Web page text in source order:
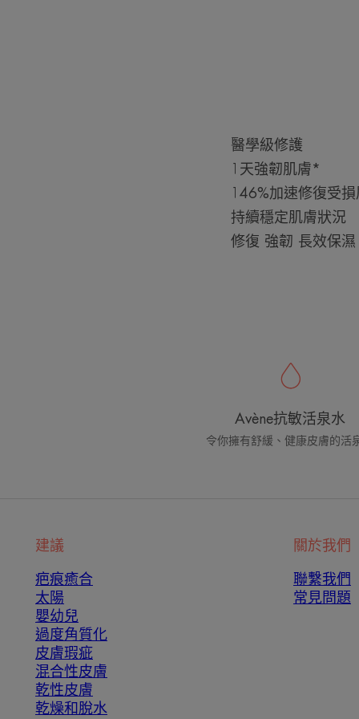
醫學級修護
1天強韌肌膚*
146%加速修復受
持續穩定肌膚狀況
修復 強韌 長效保濕
Avène抗敏活泉水
令你擁有舒緩、健康皮膚的活
建議
疤痕癒合
太陽
嬰幼兒
過度角質化
皮膚瑕疵
混合性皮膚
乾性皮膚
乾燥和脫水
關於我們
聯繫我們
常見問題